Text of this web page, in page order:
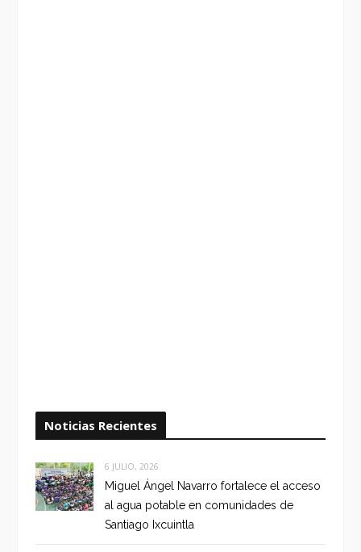
Noticias Recientes
6 JULIO, 2026
Miguel Ángel Navarro fortalece el acceso
al agua potable en comunidades de
Santiago Ixcuintla